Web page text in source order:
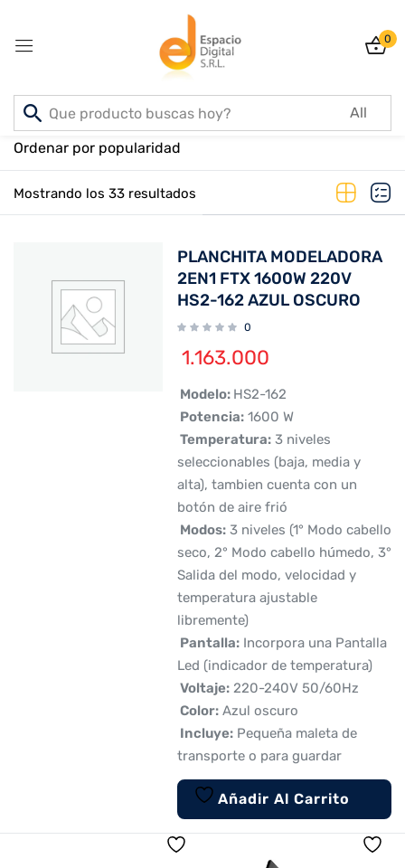
0
Inicio PRODUCTOS
Mostrando los 33 resultados
Ordenar por popularidad
PLANCHITA MODELADORA
2EN1 FTX 1600W 220V
HS2-162 AZUL OSCURO
0
1.163.000
 Modelo: HS2-162
 Potencia:1600 W
 Temperatura:3 niveles
seleccionables (baja, media y
alta), tambien cuenta con un
botón de aire frió
 Modos:3 niveles (1° Modo cabello
seco, 2° Modo cabello húmedo, 3°
Salida del modo, velocidad y
temperatura ajustable
libremente)
 Pantalla:Incorpora una Pantalla
Led (indicador de temperatura)
 Voltaje:220-240V 50/60Hz
 Color:Azul oscuro
 Incluye:Pequeña maleta de
transporte o para guardar
Añadir Al Carrito
Sign in
Remember me
Log In
Create an account